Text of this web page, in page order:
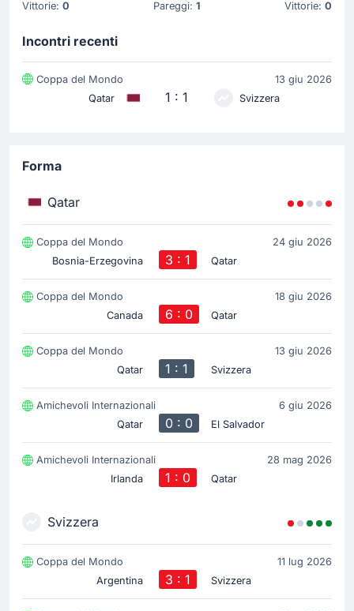
Vittorie: 0 Pareggi: 1 Vittorie: 0
Incontri recenti
Coppa del Mondo
13 giu 2026
Qatar
1 : 1 Svizzera
Forma
Qatar
Coppa del Mondo
24 giu 2026
Bosnia-Erzegovina
3 : 1 Qatar
Coppa del Mondo
18 giu 2026
Canada
6 : 0 Qatar
Coppa del Mondo
13 giu 2026
Qatar
1 : 1 Svizzera
Amichevoli Internazionali
6 giu 2026
Qatar
0 : 0 El Salvador
Amichevoli Internazionali
28 mag 2026
Irlanda
1 : 0 Qatar
Svizzera
Coppa del Mondo
11 lug 2026
Argentina
3 : 1 Svizzera